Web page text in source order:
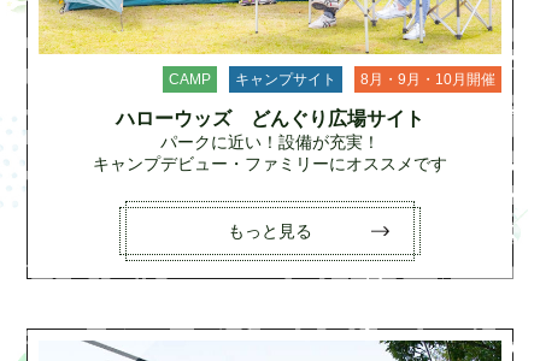
CAMP キャンプサイト 8月・9月・10月開催
ハローウッズ どんぐり広場サイト
パークに近い！設備が充実！
キャンプデビュー・ファミリーにオススメです
もっと見る